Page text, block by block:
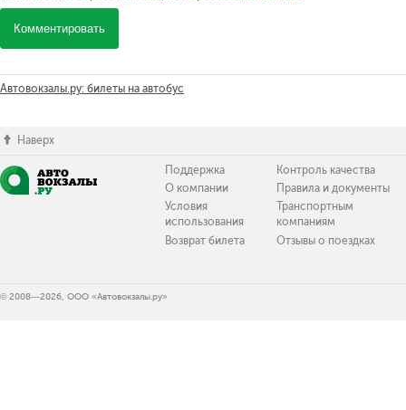
Комментировать
Автовокзалы.ру: билеты на автобус
Наверх
Поддержка
О компании
Условия
использования
Возврат билета
Контроль качества
Правила и документы
Транспортным
компаниям
Отзывы о поездках
© 2008—2026, ООО «Автовокзалы.ру»